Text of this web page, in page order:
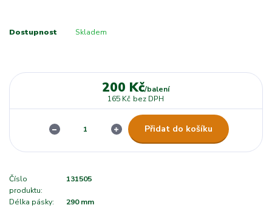
Dostupnost Skladem
200 Kč/balení
165 Kč bez DPH
Přidat do košíku
Číslo
produktu:
131505
Délka pásky:
290 mm